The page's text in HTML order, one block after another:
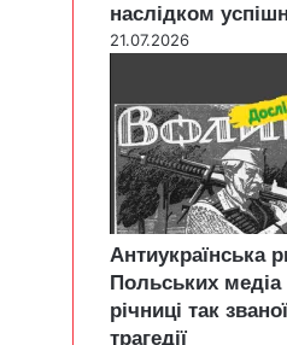
наслідком
21.07.2026
Антиукраїнська
Польських медіа
річниці так
трагедії